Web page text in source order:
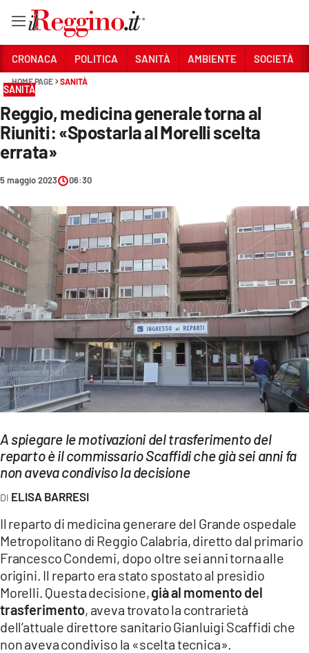
Sezioni
CRONACA
POLITICA
SANITÀ
AMBIENTE
SOCIETÀ
CULTURA
ECONOMIA E LAVORO
EVENTI
SPORT
Streaming
LAC NETWORK
LAC ONAIR
Network
LACPLAY.IT
LACTV.IT
LACONAIR.IT
LACITYMAG.IT
CRONACA POLITICA SANITÀ AMBIENTE SOCIETÀ
HOME PAGE SANITÀ
SANITÀ
Reggio, medicina generale torna al
Riuniti: «Spostarla al Morelli scelta
errata»
5 maggio 2023 06:30
A spiegare le motivazioni del trasferimento del
reparto è il commissario Scaffidi che già sei anni fa
non aveva condiviso la decisione
ELISA BARRESI
Il reparto di medicina generare del Grande ospedale
Metropolitano di Reggio Calabria, diretto dal primario
Francesco Condemi, dopo oltre sei anni torna alle
origini. Il reparto era stato spostato al presidio
Morelli. Questa decisione,già al momento del
trasferimento, aveva trovato la contrarietà
dell’attuale direttore sanitario Gianluigi Scaffidi che
non aveva condiviso la «scelta tecnica».